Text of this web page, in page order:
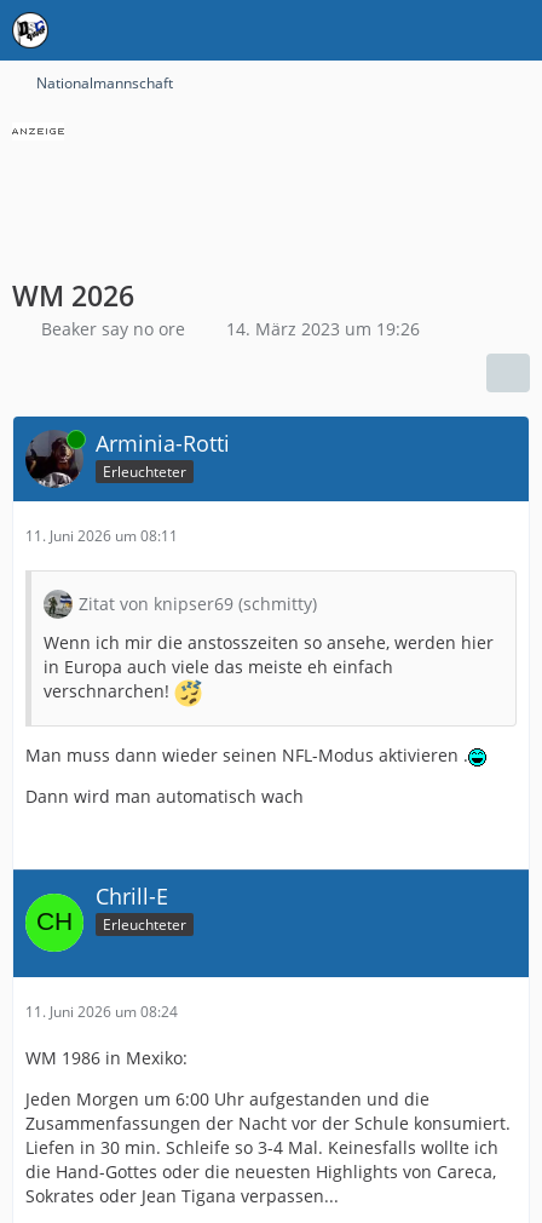
Nationalmannschaft
WM 2026
Beaker say no ore 14. März 2023 um 19:26
Online Arminia-Rotti
Erleuchteter
11. Juni 2026 um 08:11
Zitat von knipser69 (schmitty)
Wenn ich mir die anstosszeiten so ansehe, werden hier
in Europa auch viele das meiste eh einfach
verschnarchen!
Man muss dann wieder seinen NFL-Modus aktivieren .
Dann wird man automatisch wach
Chrill-E
Erleuchteter
11. Juni 2026 um 08:24
WM 1986 in Mexiko:
Jeden Morgen um 6:00 Uhr aufgestanden und die
Zusammenfassungen der Nacht vor der Schule konsumiert.
Liefen in 30 min. Schleife so 3-4 Mal. Keinesfalls wollte ich
die Hand-Gottes oder die neuesten Highlights von Careca,
Sokrates oder Jean Tigana verpassen...